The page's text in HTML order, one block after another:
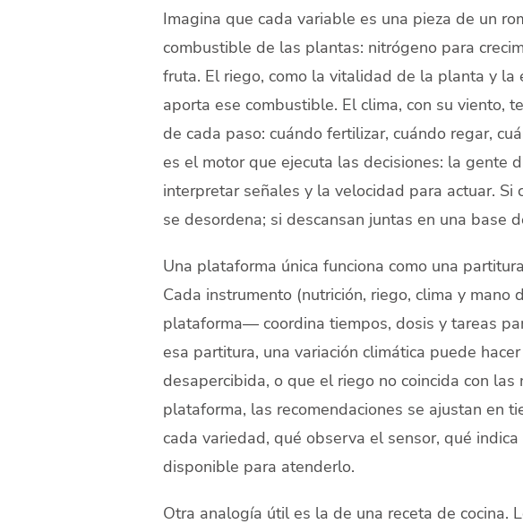
Imagina que cada variable es una pieza de un
combustible de las plantas: nitrógeno para
fruta. El riego, como la vitalidad de la planta y la
aporta ese combustible. El clima, con su viento,
de cada paso: cuándo fertilizar, cuándo regar,
es el motor que ejecuta las decisiones: la gente
interpretar señales y la velocidad para actuar.
se desordena; si descansan juntas en una base
Una plataforma única funciona como una
Cada instrumento (nutrición, riego, clima y
plataforma— coordina tiempos, dosis y tareas
esa partitura, una variación climática puede
desapercibida, o que el riego no coincida con
plataforma, las recomendaciones se ajustan en
cada variedad, qué observa el sensor, qué
disponible para atenderlo.
Otra analogía útil es la de una receta de cocina.